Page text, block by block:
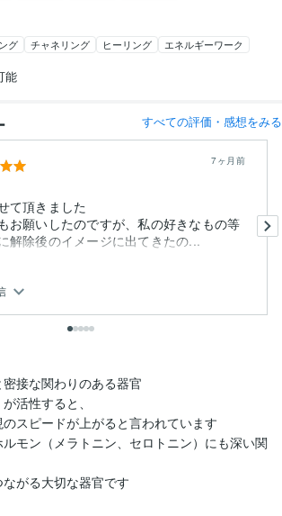
グ チャネリング ヒーリング エネルギーワーク
能
すべての評価・感想をみる
7ヶ月前
て頂きました
お願いしたのですが、私の好きなもの等
解除後のイメージに出てきたの...
接な関わりのある器官
活性すると、
スピードが上がると言われています
モン（メラトニン、セロトニン）にも深い関
がる大切な器官です